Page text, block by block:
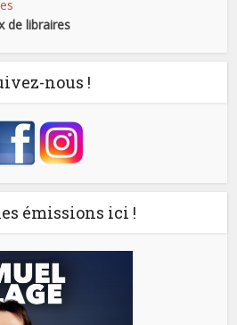
de libraires
nous !
émissions ici !